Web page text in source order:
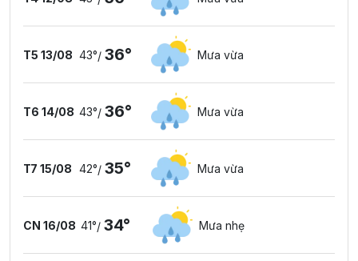
T5 13/08 43°/ 36° Mưa vừa
T6 14/08 43°/ 36° Mưa vừa
T7 15/08 42°/ 35° Mưa vừa
CN 16/08 41°/ 34° Mưa nhẹ